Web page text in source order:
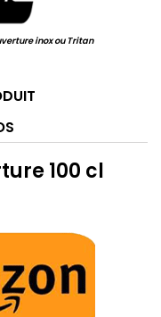
inox ou Tritan
100 cl